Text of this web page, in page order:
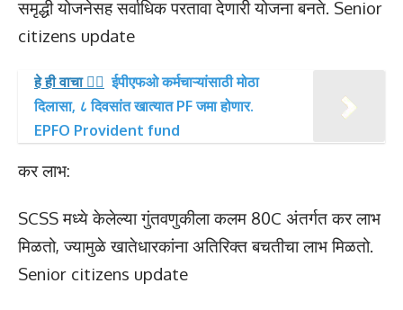
समृद्धी योजनेसह सर्वाधिक परतावा देणारी योजना बनते. Senior
citizens update
हे ही वाचा 👉🏻 ईपीएफओ कर्मचाऱ्यांसाठी मोठा
दिलासा, ८ दिवसांत खात्यात PF जमा होणार.
EPFO Provident fund
कर लाभ:
SCSS मध्ये केलेल्या गुंतवणुकीला कलम 80C अंतर्गत कर लाभ
मिळतो, ज्यामुळे खातेधारकांना अतिरिक्त बचतीचा लाभ मिळतो.
Senior citizens update